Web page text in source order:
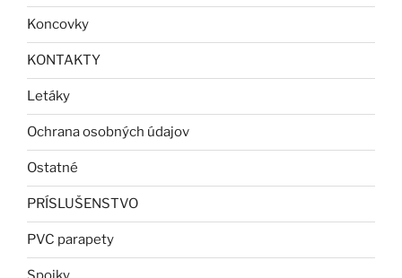
Koncovky
KONTAKTY
Letáky
Ochrana osobných údajov
Ostatné
PRÍSLUŠENSTVO
PVC parapety